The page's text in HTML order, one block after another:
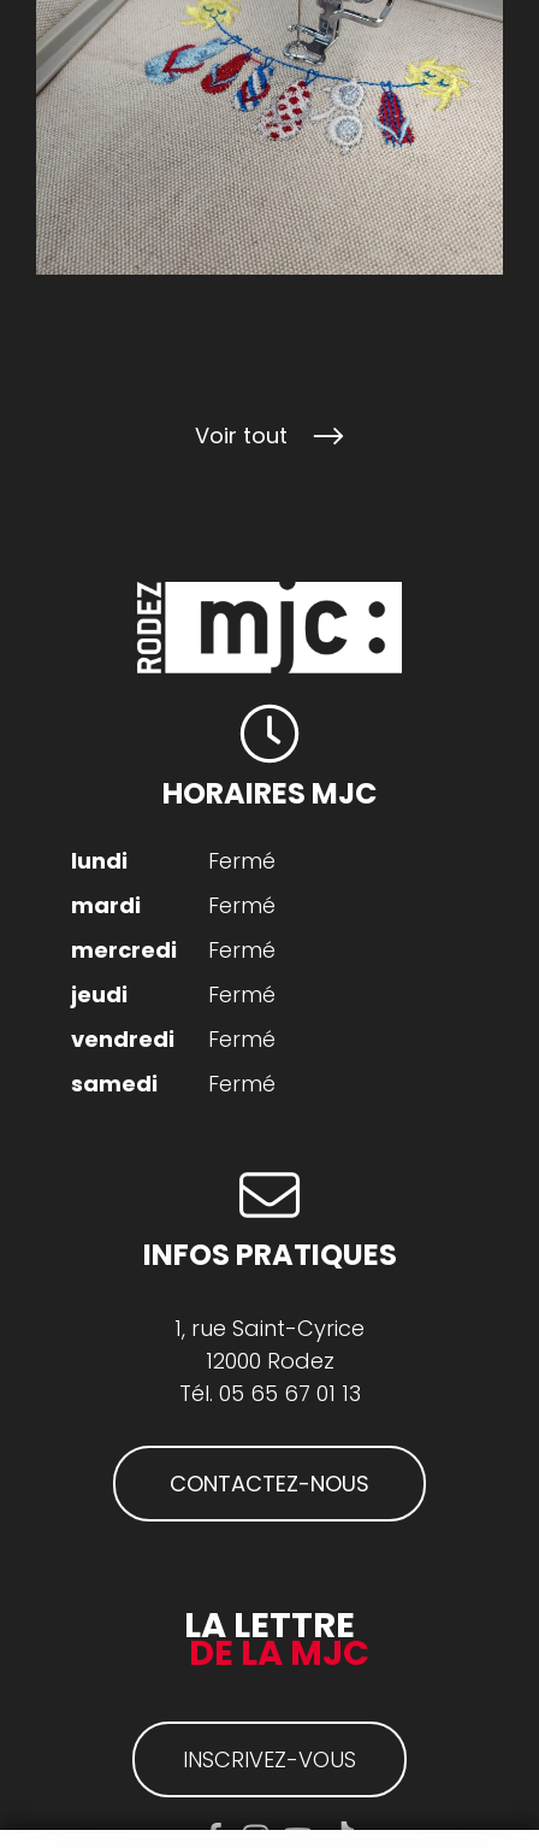
Voir tout
HORAIRES MJC
Fermé
Fermé
Fermé
Fermé
Fermé
Fermé
INFOS PRATIQUES
1, rue Saint-Cyrice
12000 Rodez
Tél. 05 65 67 01 13
CONTACTEZ-NOUS
LA LETTRE
DE LA MJC
INSCRIVEZ-VOUS